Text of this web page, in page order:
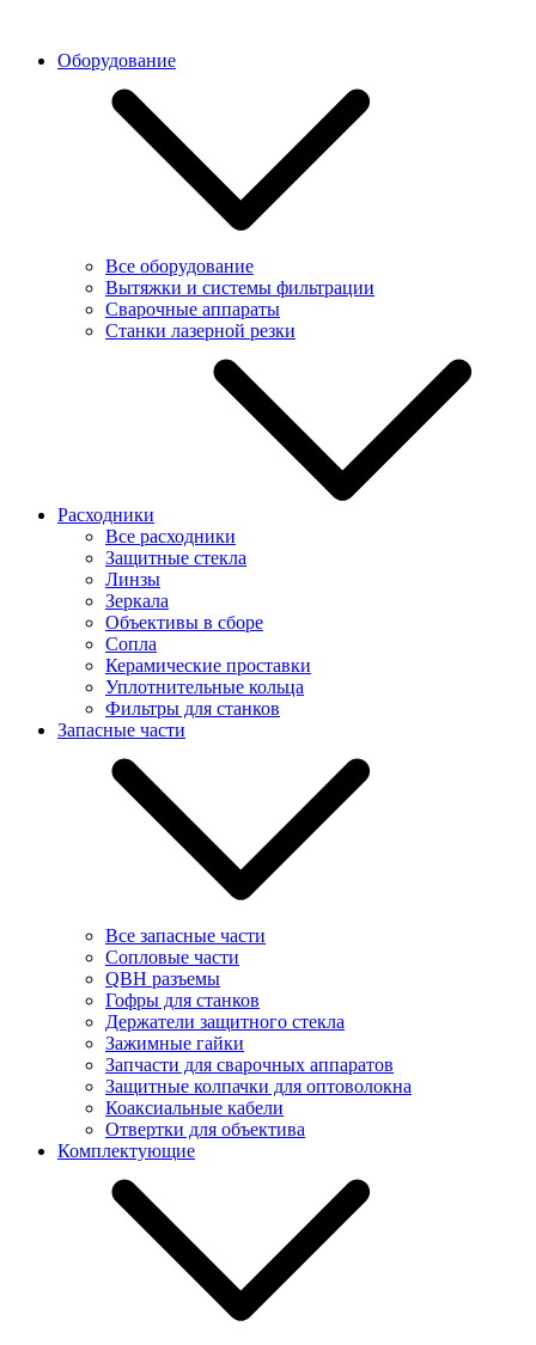
Оборудование
Все оборудование
Вытяжки и системы фильтрации
Сварочные аппараты
Станки лазерной резки
Расходники
Все расходники
Защитные стекла
Линзы
Зеркала
Объективы в сборе
Сопла
Керамические проставки
Уплотнительные кольца
Фильтры для станков
Запасные части
Все запасные части
Сопловые части
QBH разъемы
Гофры для станков
Держатели защитного стекла
Зажимные гайки
Запчасти для сварочных аппаратов
Защитные колпачки для оптоволокна
Коаксиальные кабели
Отвертки для объектива
Комплектующие